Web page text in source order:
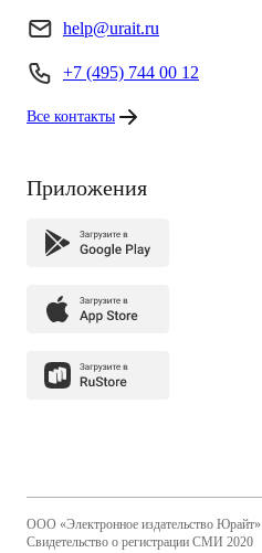
help@urait.ru
+7 (495) 744 00 12
Все контакты
Приложения
ООО «Электронное издательство Юрайт»
Свидетельство о регистрации СМИ 2020